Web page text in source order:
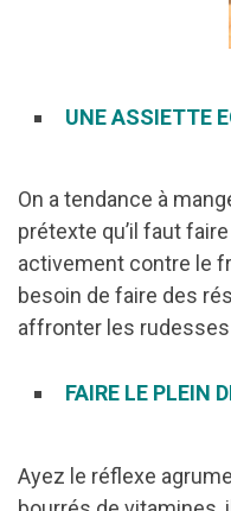
UNE ASSIETTE
On a tendance à
prétexte qu’il faut
activement contre le
besoin de faire des
affronter les
FAIRE LE PLEIN
Ayez le réflexe